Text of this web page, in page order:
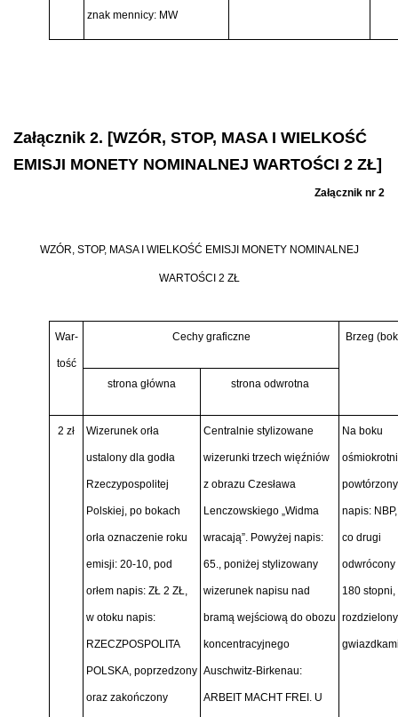
znak mennicy: MW
Załącznik 2. [WZÓR, STOP, MASA I WIELKOŚĆ
EMISJI MONETY NOMINALNEJ WARTOŚCI 2 ZŁ]
Załącznik nr 2
WZÓR, STOP, MASA I WIELKOŚĆ EMISJI MONETY NOMINALNEJ
WARTOŚCI 2 ZŁ
War-
tość
Cechy graficzne Brzeg
strona główna strona odwrotna
2 zł Wizerunek orła
ustalony dla godła
Rzeczypospolitej
Polskiej, po bokach
orła oznaczenie roku
emisji: 20-10, pod
orłem napis: ZŁ 2 ZŁ,
w otoku napis:
RZECZPOSPOLITA
POLSKA, poprzedzony
oraz zakończony
Centralnie stylizowane
wizerunki trzech więźniów
z obrazu Czesława
Lenczowskiego „Widma
wracają”. Powyżej napis:
65., poniżej stylizowany
wizerunek napisu nad
bramą wejściową do obozu
koncentracyjnego
Auschwitz-Birkenau:
ARBEIT MACHT FREI. U
Na boku
powtórzony
napis: NBP,
co drugi
odwrócony
180 stopni,
rozdzielony